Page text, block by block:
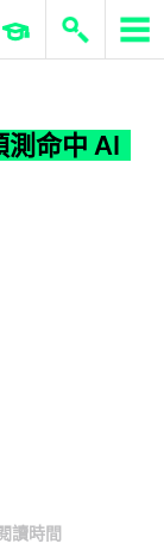
ERP 與商業 AI
命中 AI
讀時間